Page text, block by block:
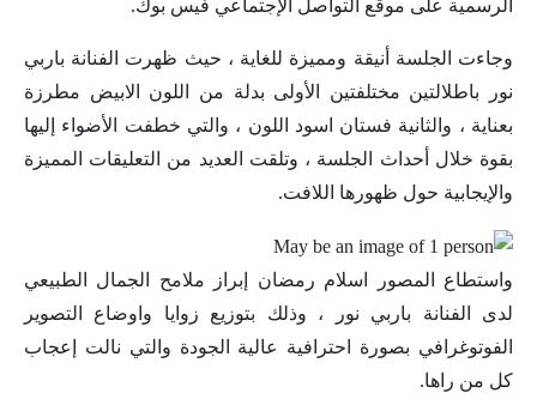
الرسمية على موقع التواصل الإجتماعي فيس بوك.
وجاءت الجلسة أنيقة ومميزة للغاية ، حيث ظهرت الفنانة باربي
نور باطلالتين مختلفتين الأولى بدلة من اللون الابيض مطرزة
بعناية ، والثانية فستان اسود اللون ، والتي خطفت الأضواء إليها
بقوة خلال أحداث الجلسة ، وتلقت العديد من التعليقات المميزة
والإيجابية حول ظهورها اللافت.
واستطاع المصور اسلام رمضان إبراز ملامح الجمال الطبيعي
لدى الفنانة باربي نور ، وذلك بتوزيع زوايا واوضاع التصوير
الفوتوغرافي بصورة احترافية عالية الجودة والتي نالت إعجاب
كل من راها.